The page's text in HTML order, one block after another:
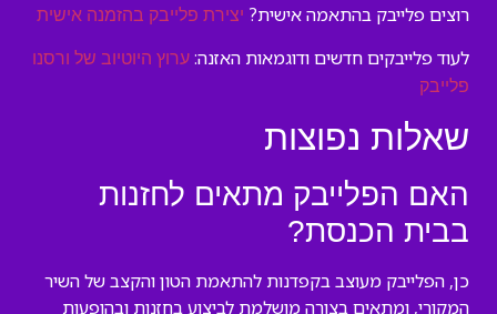
רוצים פלייבק בהתאמה אישית? יצירת פלייבק בהזמנה אישית
לעוד פלייבקים חדשים ודוגמאות האזנה: ערוץ היוטיוב של ורסנו
פלייבק
שאלות נפוצות
האם הפלייבק מתאים לחזנות
בבית הכנסת?
כן, הפלייבק מעוצב בקפדנות להתאמת הטון והקצב של השיר
המקורי, ומתאים בצורה מושלמת לביצוע בחזנות ובהופעות